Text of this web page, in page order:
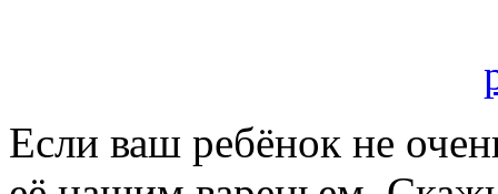
Если ваш ребёнок не